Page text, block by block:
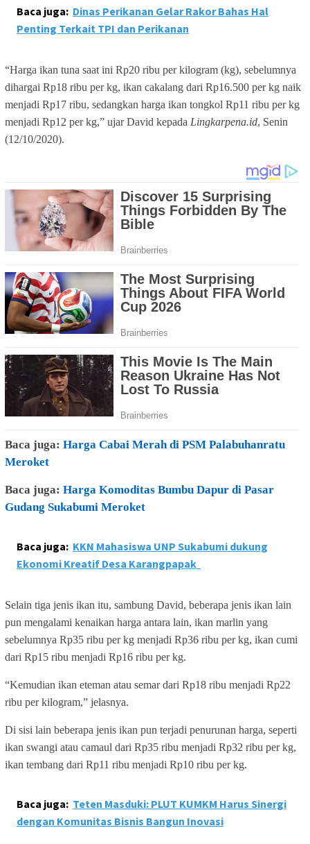
Baca juga: Dinas Perikanan Gelar Rakor Bahas Hal
Penting Terkait TPI dan Perikanan
“Harga ikan tuna saat ini Rp20 ribu per kilogram (kg), sebelumnya
dihargai Rp18 ribu per kg, ikan cakalang dari Rp16.500 per kg naik
menjadi Rp17 ribu, sedangkan harga ikan tongkol Rp11 ribu per kg
menjadi Rp12 per kg,” ujar David kepada Lingkarpena.id, Senin
(12/10/2020).
Baca juga: Harga Cabai Merah di PSM Palabuhanratu
Meroket
Baca juga: Harga Komoditas Bumbu Dapur di Pasar
Gudang Sukabumi Meroket
Baca juga: KKN Mahasiswa UNP Sukabumi dukung
Ekonomi Kreatif Desa Karangpapak
Selain tiga jenis ikan itu, sambung David, beberapa jenis ikan lain
pun mengalami kenaikan harga antara lain, ikan marlin yang
sebelumnya Rp35 ribu per kg menjadi Rp36 ribu per kg, ikan cumi
dari Rp15 ribu menjadi Rp16 ribu per kg.
“Kemudian ikan eteman atau semar dari Rp18 ribu menjadi Rp22
ribu per kilogram,” jelasnya.
Di sisi lain beberapa jenis ikan pun terjadi penurunan harga, seperti
ikan swangi atau camaul dari Rp35 ribu menjadi Rp32 ribu per kg,
ikan tembang dari Rp11 ribu menjadi Rp10 ribu per kg.
Baca juga: Teten Masduki: PLUT KUMKM Harus Sinergi
dengan Komunitas Bisnis Bangun Inovasi